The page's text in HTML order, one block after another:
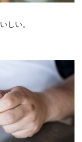
しい。